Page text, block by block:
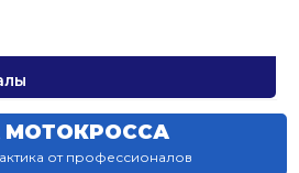
от профессионалов